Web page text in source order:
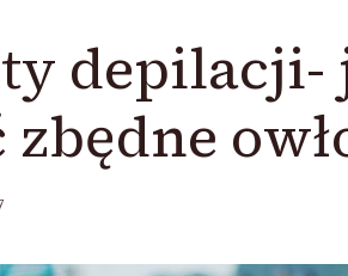
depilacji-